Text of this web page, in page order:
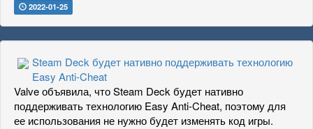
2022-01-25
Steam Deck будет нативно поддерживать технологию
Easy Anti-Cheat
Valve объявила, что Steam Deck будет нативно
поддерживать технологию Easy Anti-Cheat, поэтому для
ее использования не нужно будет изменять код игры.